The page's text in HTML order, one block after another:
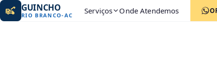
GUINCHO
RIO BRANCO-AC Serviços Onde Atendemos